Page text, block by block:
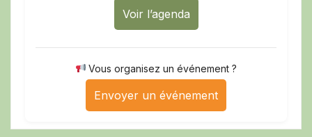
Voir l’agenda
Vous organisez un événement ?
Envoyer un événement